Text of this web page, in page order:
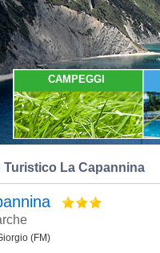
CAMPEGGI
Turistico La Capannina
(FM)